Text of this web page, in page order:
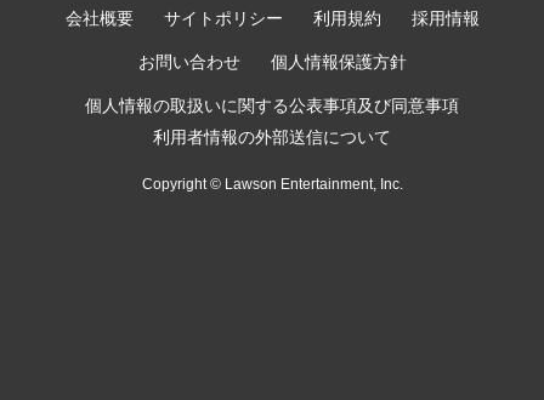
会社概要 サイトポリシー 利用規約 採用情報
お問い合わせ 個人情報保護方針
個人情報の取扱いに関する公表事項及び同意事項
利用者情報の外部送信について
Copyright © Lawson Entertainment, Inc.